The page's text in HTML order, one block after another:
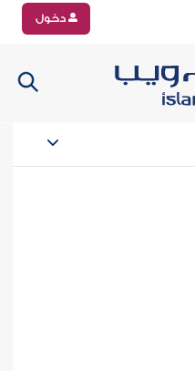
دخول